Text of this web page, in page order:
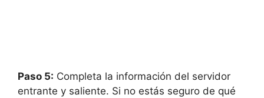
Paso 5: Completa la información del servidor
entrante y saliente. Si no estás seguro de qué